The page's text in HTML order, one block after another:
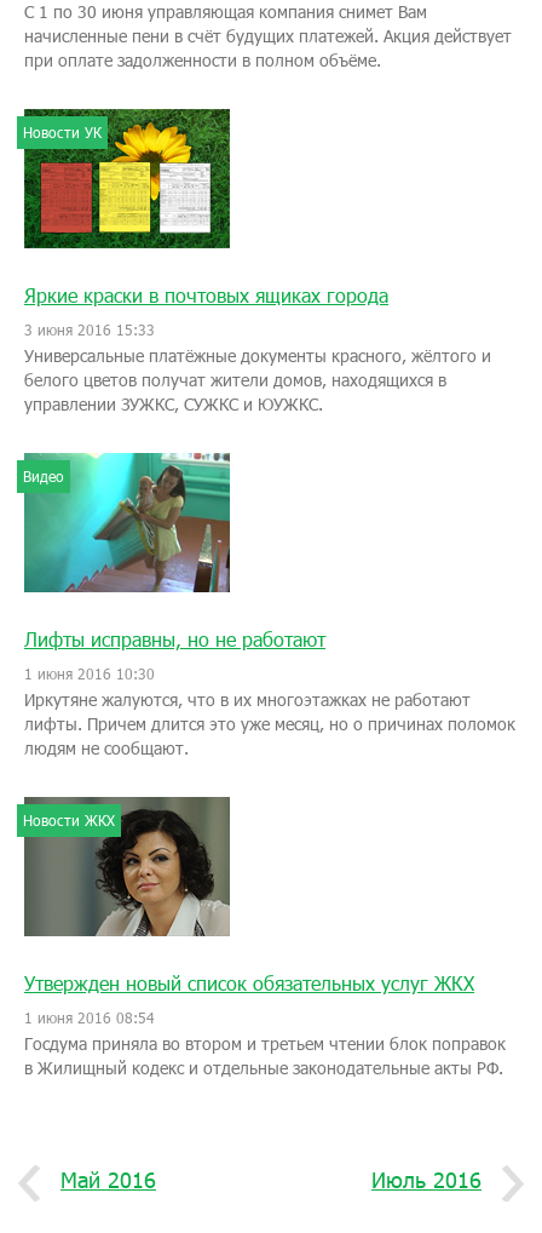
С 1 по 30 июня управляющая компания снимет Вам
начисленные пени в счёт будущих платежей. Акция действует
при оплате задолженности в полном объёме.
Новости УК
Яркие краски в почтовых ящиках города
3 июня 2016 15:33
Универсальные платёжные документы красного, жёлтого и
белого цветов получат жители домов, находящихся в
управлении ЗУЖКС, СУЖКС и ЮУЖКС.
Видео
Лифты исправны, но не работают
1 июня 2016 10:30
Иркутяне жалуются, что в их многоэтажках не работают
лифты. Причем длится это уже месяц, но о причинах поломок
людям не сообщают.
Новости ЖКХ
Утвержден новый список обязательных услуг ЖКХ
1 июня 2016 08:54
Госдума приняла во втором и третьем чтении блок поправок
в Жилищный кодекс и отдельные законодательные акты РФ.
Май 2016 Июль 2016